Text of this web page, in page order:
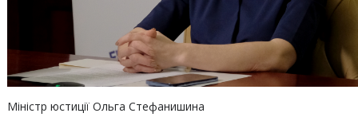
Міністр юстиції Ольга Стефанишина